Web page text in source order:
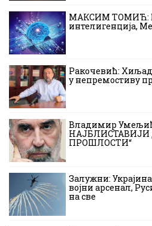
МАКСИМ ТОМИЋ:
интелигенција,
Ракочевић:
у непремостиву
Владимир
НАЈБЛИСТАВИЈИ
ПРОШЛОСТИ“
Залужни: Украјина
војни арсенал,
на све